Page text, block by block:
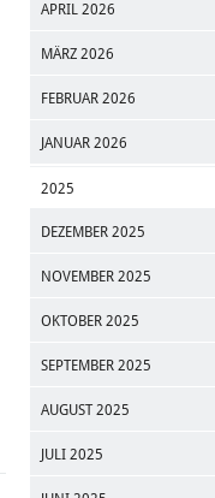
APRIL 2026
MÄRZ 2026
FEBRUAR 2026
JANUAR 2026
2025
DEZEMBER 2025
NOVEMBER 2025
OKTOBER 2025
SEPTEMBER 2025
AUGUST 2025
JULI 2025